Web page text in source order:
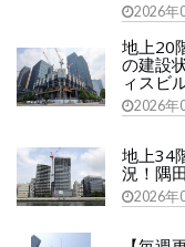
2026年
地上20
の建設
ィスビ
2026年
地上34
況！隅
2026年